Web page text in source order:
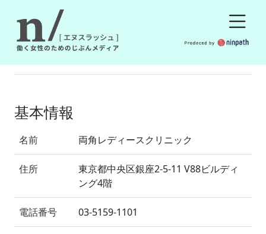
基本情報
名前 両角レディースクリニック
住所
東京都中央区銀座2-5-11 V88ビルディ
ング4階
電話番号 03-5159-1101